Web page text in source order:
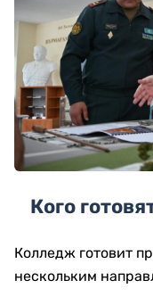
Кого
Колледж готовит
нескольким